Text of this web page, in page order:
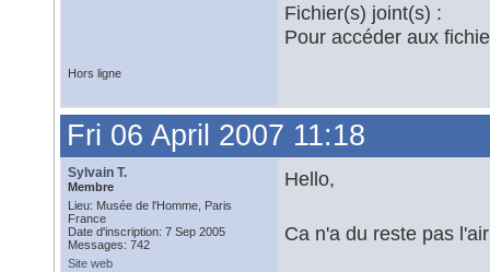
Fichier(s) joint(s) :
Pour accéder aux
Hors ligne
Fri 06 April 2007 11:18
Sylvain T.
Membre
Lieu: Musée de l'Homme, Paris
France
Date d'inscription: 7 Sep 2005
Messages: 742
Site web
Hello,
Ca n'a du reste pas